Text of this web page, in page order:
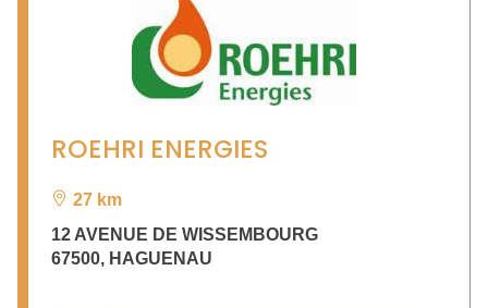
ROEHRI ENERGIES
27 km
12 AVENUE DE WISSEMBOURG
67500, HAGUENAU